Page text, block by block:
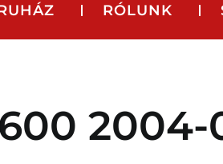
RÓLUNK
2004-